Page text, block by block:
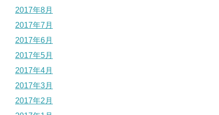
2017年8月
2017年7月
2017年6月
2017年5月
2017年4月
2017年3月
2017年2月